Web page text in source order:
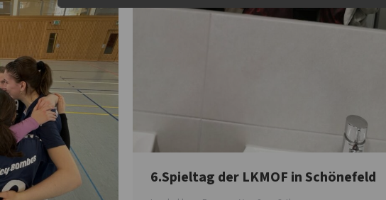
6.Spieltag der LKMOF in Schönefeld